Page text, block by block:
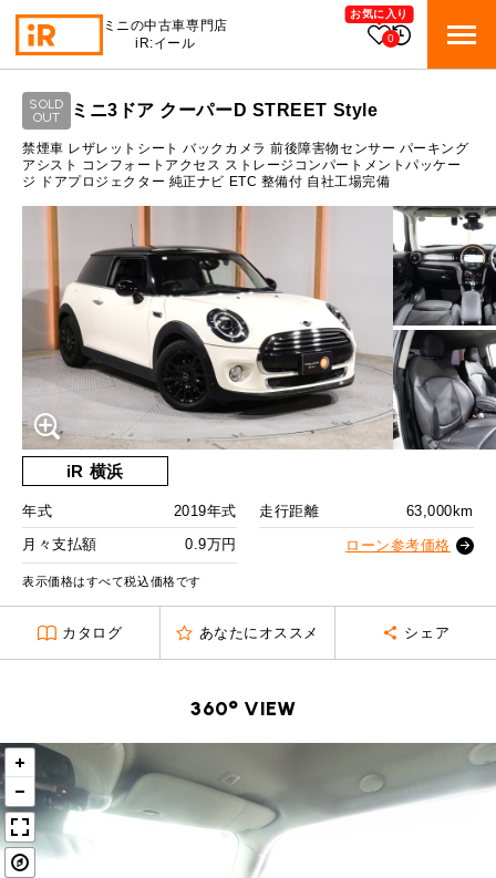
ミニの中古車専門店
iR:イール
お気に入り
0
BMW MINI BMWミニ 在庫検索
ROVER MINI ローバーミニ 在庫検索
TRADE 買取
TOP
iRの買取が他社よりも高い理由
売却手順
必要書類
iRで愛車を売却されたお客様の声
BMWミニ買取査定依頼
ローバーミニ買取査定依頼
MAINTENANCE メンテナンス
TOP
BMWミニ メンテナンス
ローバーミニ メンテナンス
最近の修理実績
BLOG & MEDIA ブログ＆メディア
TOP
スタッフブログ
User's Voice 購入者様の声
Movie
MINI KNOWLEDGE ミニナレッジ
BMWミニナレッジ
ローバーミニナレッジ
ABOUT iR iRについて
会社概要
MAP
RECRUIT 採用情報
営業時間
10:00～18:00
定休日
月曜日（祝日の場合は火曜日）
月々支払額
216
万円
支払回数 84 回
ボーナス支払回数/年 2 回
内訳
2回目以降 13,800 円
ボーナス月追加額 円
残価ローンの場合
総支払額 224.7 万円
頭金 30 万円
残価
支払回数
SOLD
OUT
ミニ3ドア クーパーD STREET Style
禁煙車 レザレットシート バックカメラ 前後障害物センサー パーキング
アシスト コンフォートアクセス ストレージコンパートメントパッケー
ジ ドアプロジェクター 純正ナビ ETC 整備付 自社工場完備
iR 横浜
年式 2019年式 走行距離
63,000km
月々支払額
0.9万円 ローン参考価格
表示価格はすべて税込価格です
カタログ あなたにオススメ シェア
360° VIEW